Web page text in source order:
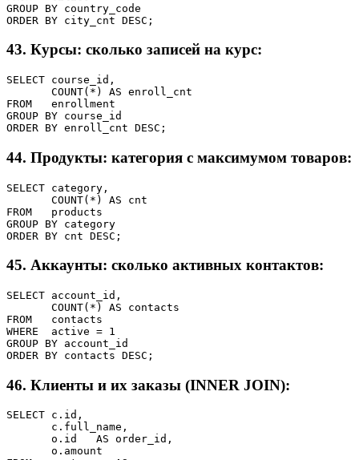
GROUP BY country_code
ORDER BY city_cnt DESC;
43. Курсы: сколько записей на курс:
SELECT course_id,
       COUNT(*) AS enroll_cnt
FROM   enrollment
GROUP BY course_id
ORDER BY enroll_cnt DESC;
44. Продукты: категория с максимумом товаров:
SELECT category,
       COUNT(*) AS cnt
FROM   products
GROUP BY category
ORDER BY cnt DESC;
45. Аккаунты: сколько активных контактов:
SELECT account_id,
       COUNT(*) AS contacts
FROM   contacts
WHERE  active = 1
GROUP BY account_id
ORDER BY contacts DESC;
46. Клиенты и их заказы (INNER JOIN):
SELECT c.id,
       c.full_name,
       o.id   AS order_id,
       o.amount